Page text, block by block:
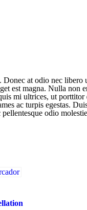
at odio nec libero
est magna. Nulla non
mi ultrices, ut
ac turpis egestas.
odio